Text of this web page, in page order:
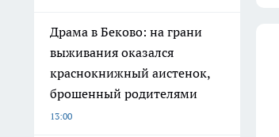
Драма в Беково: на грани
выживания оказался
краснокнижный аистенок,
брошенный родителями
13:00